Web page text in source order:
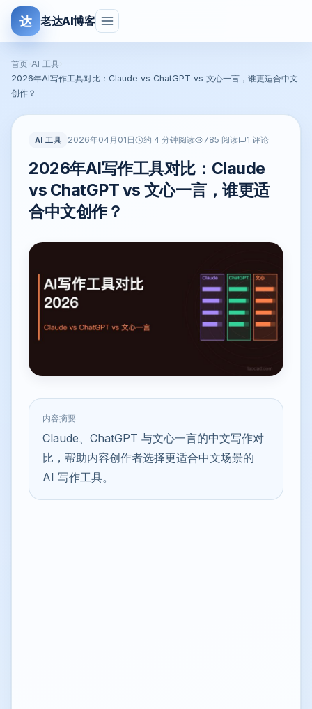
达 老达AI博客
首页 AI 工具
2026年AI写作工具对比：Claude vs ChatGPT vs 文心一言，谁更适合中文
创作？
AI 工具 2026年04月01日 约 4 分钟阅读 785 阅读 1 评论
2026年AI写作工具对比：Claude
vs ChatGPT vs 文心一言，谁更适
合中文创作？
内容摘要
Claude、ChatGPT 与文心一言的中文写作对
比，帮助内容创作者选择更适合中文场景的
AI 写作工具。